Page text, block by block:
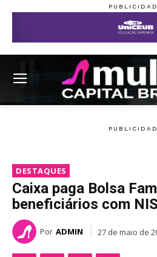
DESTAQUES
Caixa paga Bolsa
beneficiários com
Por ADMIN 27 de maio de